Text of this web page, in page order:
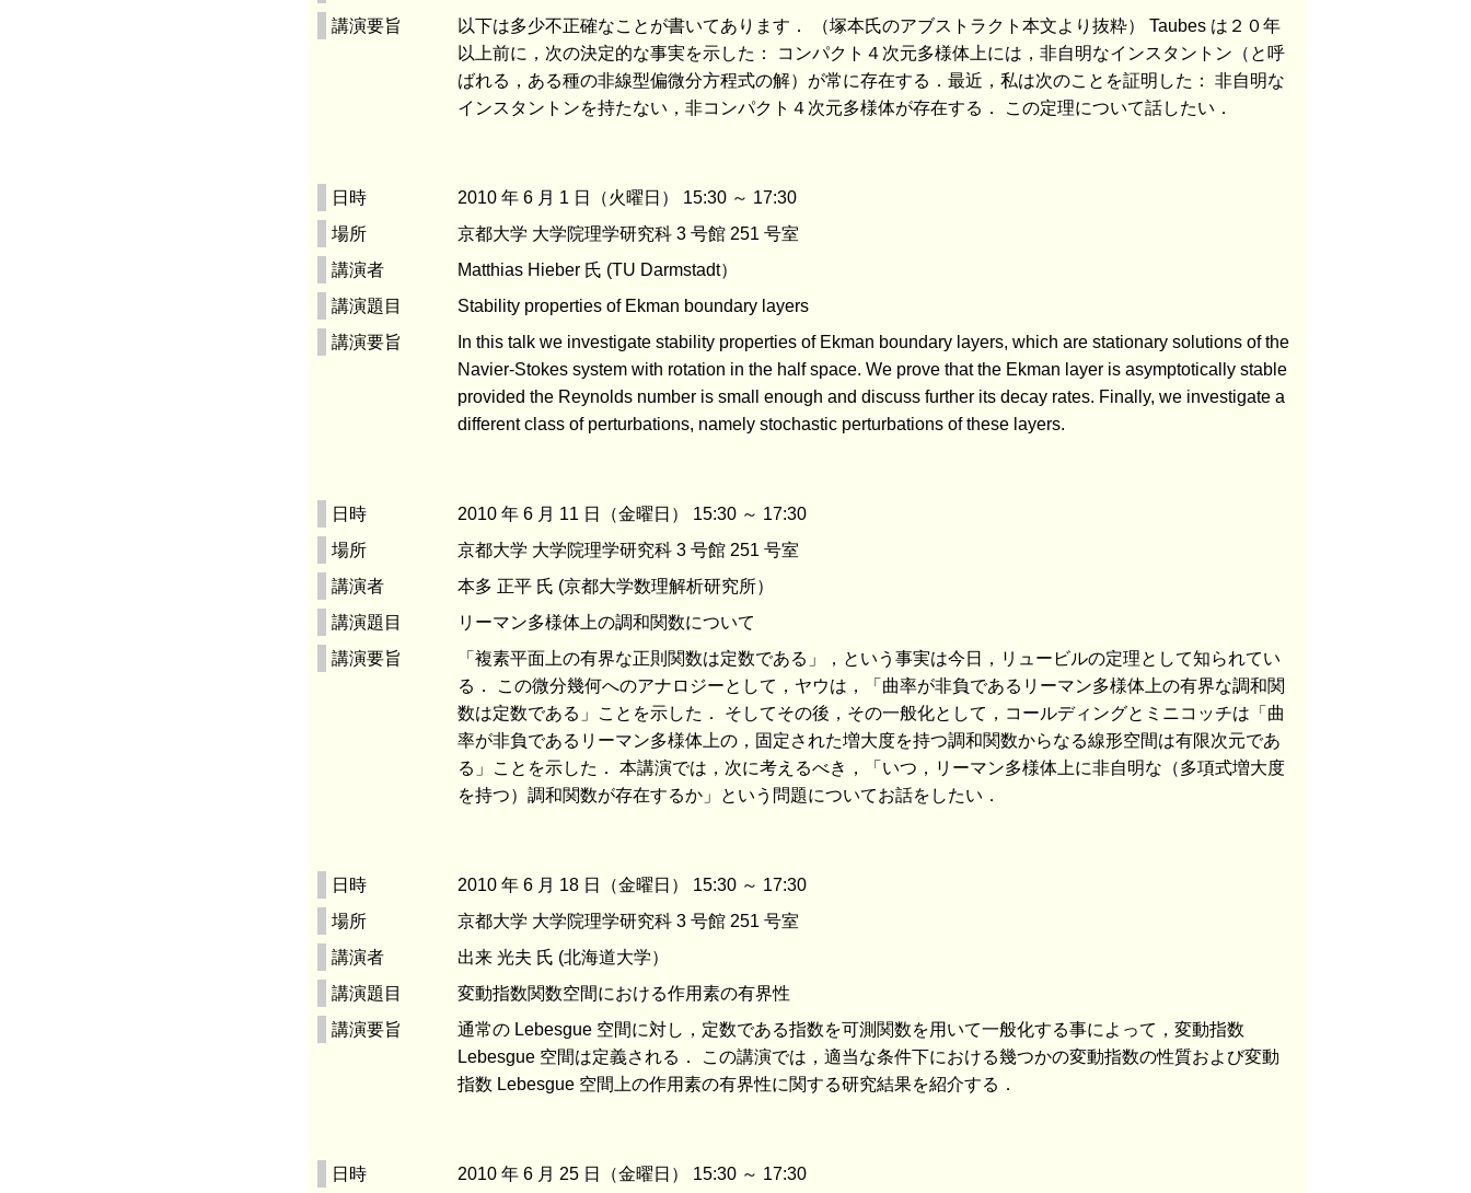
講演要旨
以下は多少不正確なことが書いてあります． （塚本氏のアブストラクト本文より抜粋） Taubes は２０年
以上前に，次の決定的な事実を示した： コンパクト４次元多様体上には，非自明なインスタントン（と呼
ばれる，ある種の非線型偏微分方程式の解）が常に存在する．最近，私は次のことを証明した： 非自明な
インスタントンを持たない，非コンパクト４次元多様体が存在する． この定理について話したい．
日時
2010 年 6 月 1 日（火曜日） 15:30 ～ 17:30
場所
京都大学 大学院理学研究科 3 号館 251 号室
講演者
Matthias Hieber 氏 (TU Darmstadt）
講演題目
Stability properties of Ekman boundary layers
講演要旨
In this talk we investigate stability properties of Ekman boundary layers, which are stationary solutions of the
Navier-Stokes system with rotation in the half space. We prove that the Ekman layer is asymptotically stable
provided the Reynolds number is small enough and discuss further its decay rates. Finally, we investigate a
different class of perturbations, namely stochastic perturbations of these layers.
日時
2010 年 6 月 11 日（金曜日） 15:30 ～ 17:30
場所
京都大学 大学院理学研究科 3 号館 251 号室
講演者
本多 正平 氏 (京都大学数理解析研究所）
講演題目
リーマン多様体上の調和関数について
講演要旨
「複素平面上の有界な正則関数は定数である」，という事実は今日，リュービルの定理として知られてい
る． この微分幾何へのアナロジーとして，ヤウは，「曲率が非負であるリーマン多様体上の有界な調和関
数は定数である」ことを示した． そしてその後，その一般化として，コールディングとミニコッチは「曲
率が非負であるリーマン多様体上の，固定された増大度を持つ調和関数からなる線形空間は有限次元であ
る」ことを示した． 本講演では，次に考えるべき，「いつ，リーマン多様体上に非自明な（多項式増大度
を持つ）調和関数が存在するか」という問題についてお話をしたい．
日時
2010 年 6 月 18 日（金曜日） 15:30 ～ 17:30
場所
京都大学 大学院理学研究科 3 号館 251 号室
講演者
出来 光夫 氏 (北海道大学）
講演題目
変動指数関数空間における作用素の有界性
講演要旨
通常の Lebesgue 空間に対し，定数である指数を可測関数を用いて一般化する事によって，変動指数
Lebesgue 空間は定義される． この講演では，適当な条件下における幾つかの変動指数の性質および変動
指数 Lebesgue 空間上の作用素の有界性に関する研究結果を紹介する．
日時
2010 年 6 月 25 日（金曜日） 15:30 ～ 17:30